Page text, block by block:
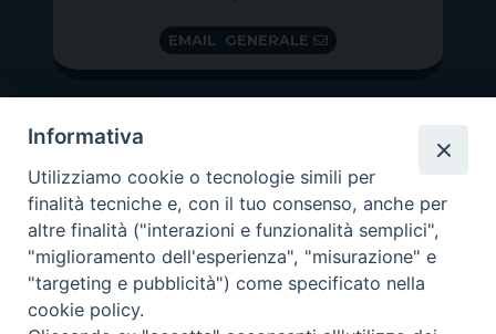
EMAIL GENERALE
GRAZIE PER IL TUO AIUTO
Informativa
Utilizziamo cookie o tecnologie simili per
finalità tecniche e, con il tuo consenso, anche per
altre finalità ("interazioni e funzionalità semplici",
"miglioramento dell'esperienza", "misurazione" e
"targeting e pubblicità") come specificato nella
cookie policy.